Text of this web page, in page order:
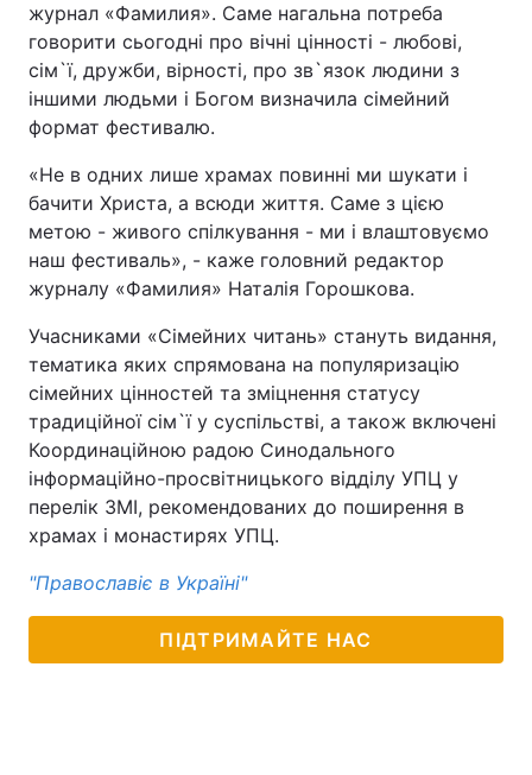
Інтерв'ю Думки
Архів Вакансії
Контакти
Послуги
Тема оформлення
журнал «Фамилия». Саме нагальна потреба
говорити сьогодні про вічні цінності - любові,
сім`ї, дружби, вірності, про зв`язок людини з
іншими людьми і Богом визначила сімейний
формат фестивалю.
«Не в одних лише храмах повинні ми шукати і
бачити Христа, а всюди життя. Саме з цією
метою - живого спілкування - ми і влаштовуємо
наш фестиваль», - каже головний редактор
журналу «Фамилия» Наталія Горошкова.
Учасниками «Сімейних читань» стануть видання,
тематика яких спрямована на популяризацію
сімейних цінностей та зміцнення статусу
традиційної сім`ї у суспільстві, а також включені
Координаційною радою Синодального
інформаційно-просвітницького відділу УПЦ у
перелік ЗМІ, рекомендованих до поширення в
храмах і монастирях УПЦ.
"Православіє в Україні"
ПІДТРИМАЙТЕ НАС